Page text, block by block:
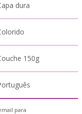
dura
150g
para